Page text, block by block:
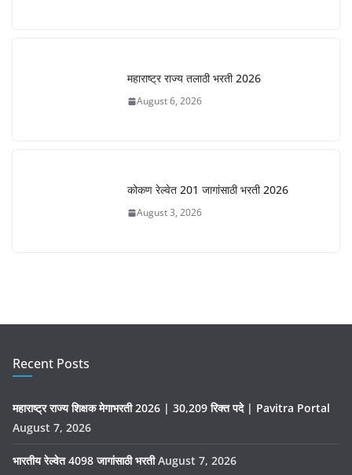
महाराष्ट्र राज्य तलाठी भरती 2026
August 6, 2026
कोकण रेल्वेत 201 जागांसाठी भरती 2026
August 3, 2026
Recent Posts
महाराष्ट्र राज्य शिक्षक मेगाभरती 2026 | 30,209 रिक्त पदे | Pavitra Portal
August 7, 2026
भारतीय रेल्वेत 4098 जागांसाठी भरती August 7, 2026